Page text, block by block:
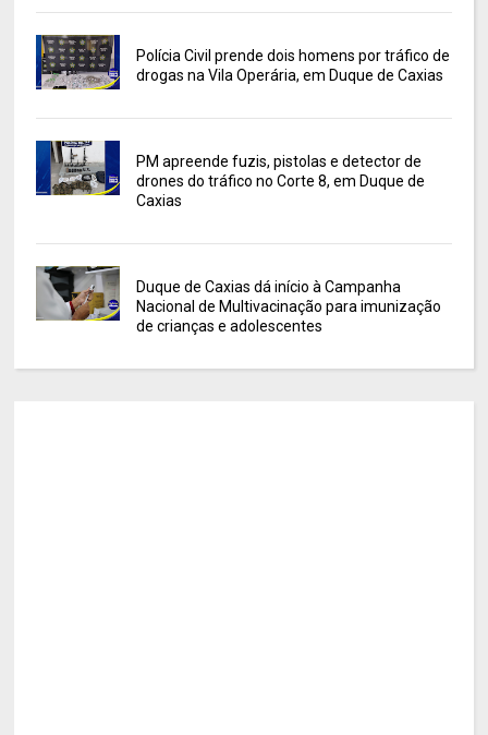
Polícia Civil prende dois homens por tráfico de
drogas na Vila Operária, em Duque de Caxias
PM apreende fuzis, pistolas e detector de
drones do tráfico no Corte 8, em Duque de
Caxias
Duque de Caxias dá início à Campanha
Nacional de Multivacinação para imunização
de crianças e adolescentes